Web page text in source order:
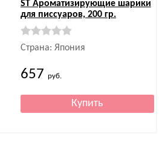
STАроматизирующие шарики
для писсуаров, 200 гр.
Страна: Япония
657 руб.